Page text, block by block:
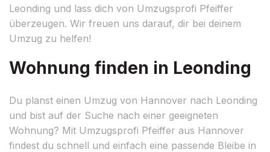
Leonding und lass dich von Umzugsprofi Pfeiffer
überzeugen. Wir freuen uns darauf, dir bei deinem
Umzug zu helfen!
Wohnung finden in Leonding
Du planst einen Umzug von Hannover nach Leonding
und bist auf der Suche nach einer geeigneten
Wohnung? Mit Umzugsprofi Pfeiffer aus Hannover
findest du schnell und einfach eine passende Bleibe in